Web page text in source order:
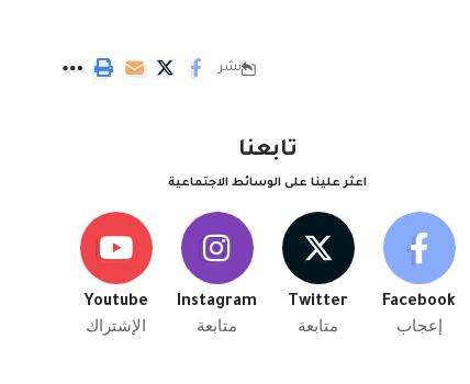
نشر
تابعنا
اعثر علينا على الوسائط الاجتماعية
Facebook
إعجاب
Twitter
متابعة
Instagram
متابعة
Youtube
الإشتراك